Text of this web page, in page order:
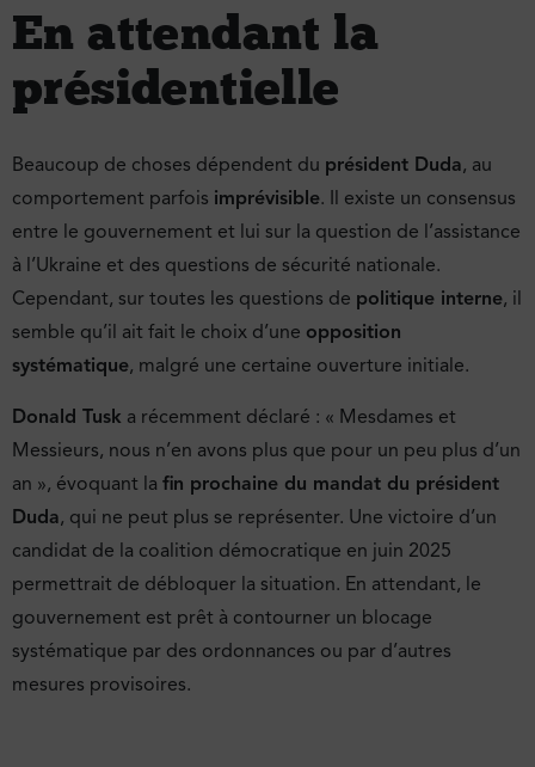
En attendant la
présidentielle
Beaucoup de choses dépendent du président Duda, au
comportement parfois imprévisible. Il existe un consensus
entre le gouvernement et lui sur la question de l’assistance
à l’Ukraine et des questions de sécurité nationale.
Cependant, sur toutes les questions de politique interne, il
semble qu’il ait fait le choix d’une opposition
systématique, malgré une certaine ouverture initiale.
Donald Tusk a récemment déclaré : « Mesdames et
Messieurs, nous n’en avons plus que pour un peu plus d’un
an », évoquant la fin prochaine du mandat du président
Duda, qui ne peut plus se représenter. Une victoire d’un
candidat de la coalition démocratique en juin 2025
permettrait de débloquer la situation. En attendant, le
gouvernement est prêt à contourner un blocage
systématique par des ordonnances ou par d’autres
mesures provisoires.